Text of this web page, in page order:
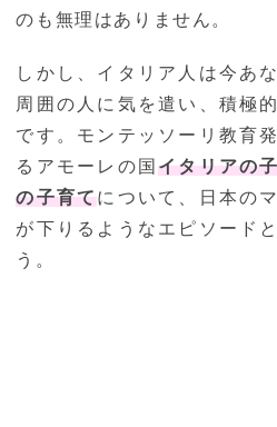
のも無理はありません。
しかし、イタリア人は今あ
周囲の人に気を遣い、積極
です。モンテッソーリ教育
るアモーレの国イタリアの
の子育てについて、日本の
が下りるようなエピソード
う。